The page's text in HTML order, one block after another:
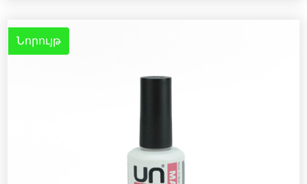
Նորույթ